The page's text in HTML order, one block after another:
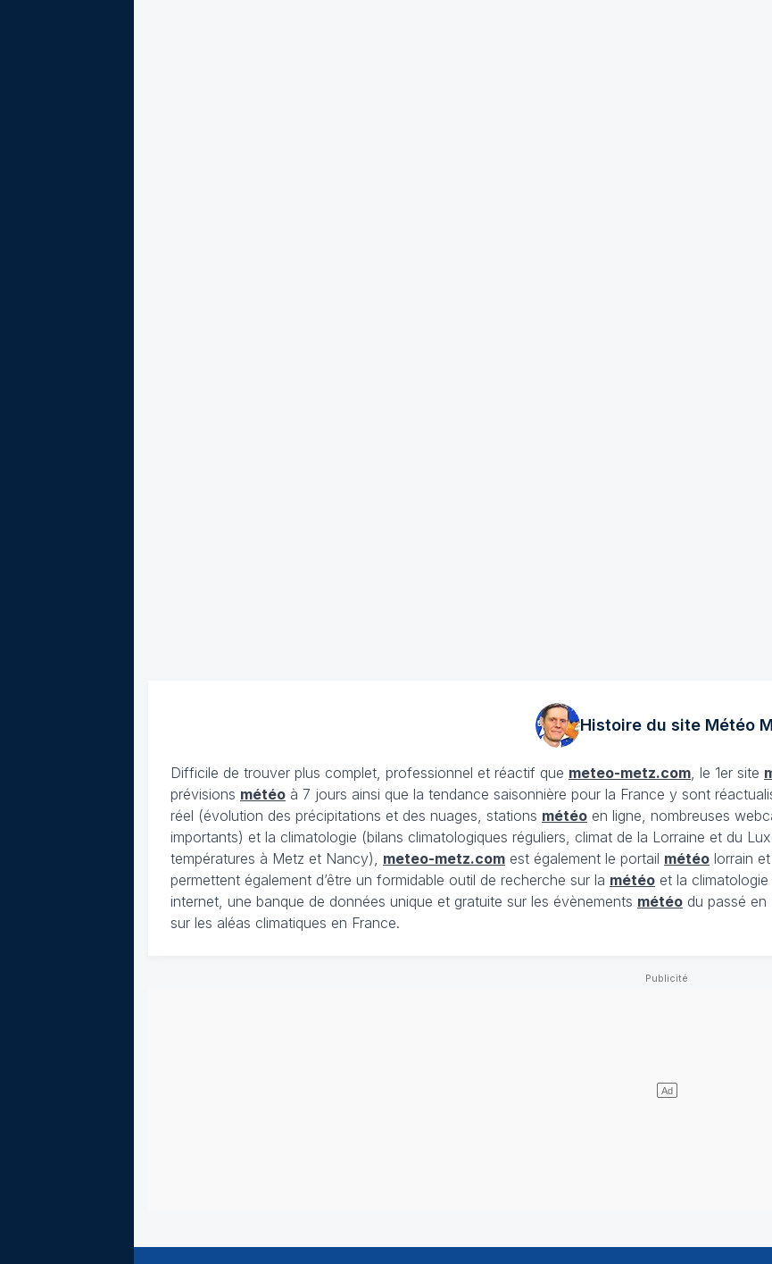
Histoire du site Météo
Difficile de trouver plus complet, professionnel et réactif que meteo-metz.com , le 1er site
prévisions météo à 7 jours ainsi que la tendance saisonnière pour la France y sont
réel (évolution des précipitations et des nuages, stations météo en ligne, nombreuses
importants) et la climatologie (bilans climatologiques réguliers, climat de la Lorraine et du
températures à Metz et Nancy), meteo-metz.com est également le portail météo lorrain
permettent également d’être un formidable outil de recherche sur la météo et la
internet, une banque de données unique et gratuite sur les évènements météo du passé
sur les aléas climatiques en France.